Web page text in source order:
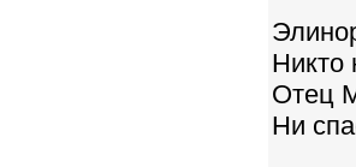
Никто
Отец
Ни